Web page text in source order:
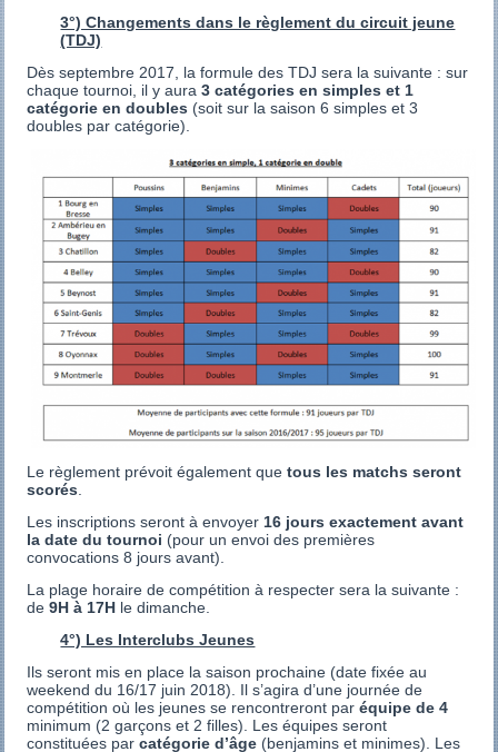
3°) Changements dans le règlement du circuit jeune
(TDJ)
Dès septembre 2017, la formule des TDJ sera la suivante : sur
chaque tournoi, il y aura3 catégories en simples et 1
catégorie en doubles (soit sur la saison 6 simples et 3
doubles par catégorie).
Le règlement prévoit également quetous les matchs seront
scorés
Les inscriptions seront à envoyer 16 jours exactement avant
la date du tournoi (pour un envoi des premières
convocations 8 jours avant).
La plage horaire de compétition à respecter sera la suivante :
de9H à 17H le dimanche.
4°) Les Interclubs Jeunes
Ils seront mis en place la saison prochaine (date fixée au
weekend du 16/17 juin 2018). Il s’agira d’une journée de
compétition où les jeunes se rencontreront paréquipe de 4
minimum (2 garçons et 2 filles). Les équipes seront
constituées parcatégorie d’âge (benjamins et minimes). Les